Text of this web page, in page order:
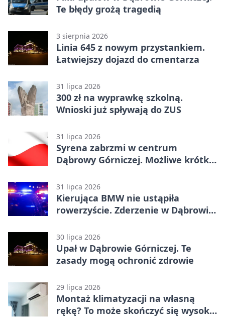
Te błędy grożą tragedią
3 sierpnia 2026
Linia 645 z nowym przystankiem.
Łatwiejszy dojazd do cmentarza
31 lipca 2026
300 zł na wyprawkę szkolną.
Wnioski już spływają do ZUS
31 lipca 2026
Syrena zabrzmi w centrum
Dąbrowy Górniczej. Możliwe krótkie
31 lipca 2026
Kierująca BMW nie ustąpiła
rowerzyście. Zderzenie w Dąbrowie
30 lipca 2026
Upał w Dąbrowie Górniczej. Te
zasady mogą ochronić zdrowie
29 lipca 2026
Montaż klimatyzacji na własną
rękę? To może skończyć się wysoką